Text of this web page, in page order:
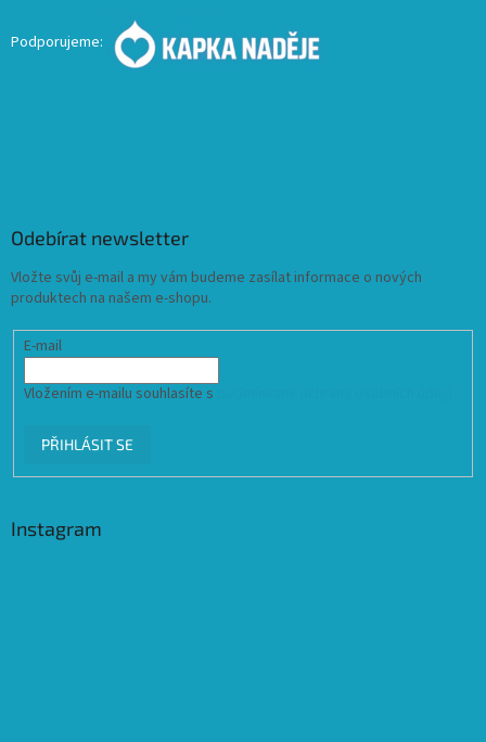
Podporujeme:
Odebírat newsletter
Vložte svůj e-mail a my vám budeme zasílat informace o nových
produktech na našem e-shopu.
E-mail
Vložením e-mailu souhlasíte s
PŘIHLÁSIT SE
Instagram